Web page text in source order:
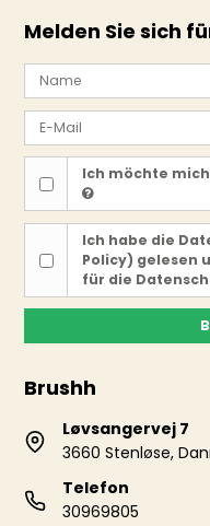
Melden Sie sich
Ich möchte
Ich habe die
Policy) gelesen
für die
Brushh
Løvsangervej 7
3660 Stenløse,
Telefon
30969805